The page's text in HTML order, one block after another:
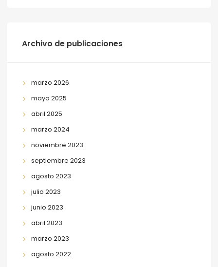
Archivo de publicaciones
marzo 2026
mayo 2025
abril 2025
marzo 2024
noviembre 2023
septiembre 2023
agosto 2023
julio 2023
junio 2023
abril 2023
marzo 2023
agosto 2022